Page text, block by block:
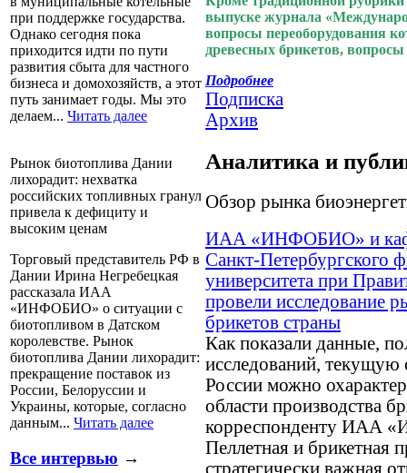
при поддержке государства.
Однако сегодня пока
приходится идти по пути
развития сбыта для частного
бизнеса и домохозяйств, а этот
путь занимает годы. Мы это
делаем... Читать далее
Рынок биотоплива Дании
лихорадит: нехватка
российских топливных гранул
привела к дефициту и
высоким ценам
Торговый представитель РФ в
Дании Ирина Негребецкая
рассказала ИАА
«ИНФОБИО» о ситуации с
биотопливом в Датском
королевстве. Рынок
биотоплива Дании лихорадит:
прекращение поставок из
России, Белоруссии и
Украины, которые, согласно
данным... Читать далее
Все интервью →
выпуске журнала
вопросы переоборудования
древесных брикетов, вопросы
Подробнее
Подписка
Архив
Аналитика и
Обзор рынка
ИАА «ИНФОБИО» и
Санкт-Петербургского
университета при
провели исследование
брикетов страны
Как показали данные,
исследований, текущую
России можно
области производства
корреспонденту ИАА
Пеллетная и брикетная
стратегически важная